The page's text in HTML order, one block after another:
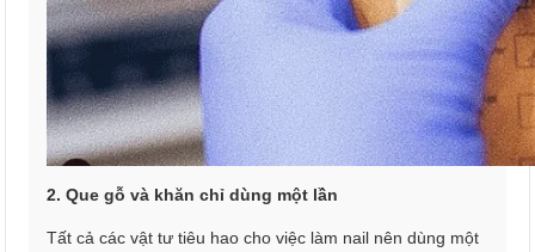
2. Que gỗ và khăn chỉ dùng một lần
Tất cả các vật tư tiêu hao cho việc làm nail nên dùng một